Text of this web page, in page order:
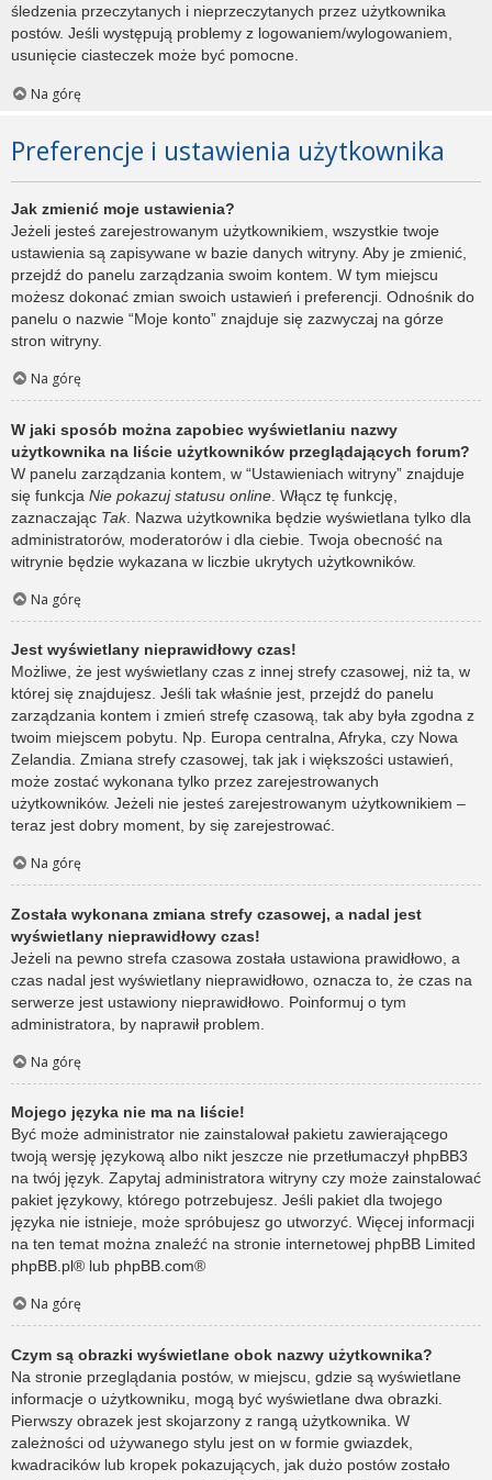
śledzenia przeczytanych i nieprzeczytanych przez użytkownika
postów. Jeśli występują problemy z logowaniem/wylogowaniem,
usunięcie ciasteczek może być pomocne.
Na górę
Preferencje i ustawienia użytkownika
Jak zmienić moje ustawienia?
Jeżeli jesteś zarejestrowanym użytkownikiem, wszystkie twoje
ustawienia są zapisywane w bazie danych witryny. Aby je zmienić,
przejdź do panelu zarządzania swoim kontem. W tym miejscu
możesz dokonać zmian swoich ustawień i preferencji. Odnośnik do
panelu o nazwie “Moje konto” znajduje się zazwyczaj na górze
stron witryny.
Na górę
W jaki sposób można zapobiec wyświetlaniu nazwy
użytkownika na liście użytkowników przeglądających forum?
W panelu zarządzania kontem, w “Ustawieniach witryny” znajduje
się funkcja Nie pokazuj statusu online . Włącz tę funkcję,
zaznaczając Tak. Nazwa użytkownika będzie wyświetlana tylko dla
administratorów, moderatorów i dla ciebie. Twoja obecność na
witrynie będzie wykazana w liczbie ukrytych użytkowników.
Na górę
Jest wyświetlany nieprawidłowy czas!
Możliwe, że jest wyświetlany czas z innej strefy czasowej, niż ta, w
której się znajdujesz. Jeśli tak właśnie jest, przejdź do panelu
zarządzania kontem i zmień strefę czasową, tak aby była zgodna z
twoim miejscem pobytu. Np. Europa centralna, Afryka, czy Nowa
Zelandia. Zmiana strefy czasowej, tak jak i większości ustawień,
może zostać wykonana tylko przez zarejestrowanych
użytkowników. Jeżeli nie jesteś zarejestrowanym użytkownikiem –
teraz jest dobry moment, by się zarejestrować.
Na górę
Została wykonana zmiana strefy czasowej, a nadal jest
wyświetlany nieprawidłowy czas!
Jeżeli na pewno strefa czasowa została ustawiona prawidłowo, a
czas nadal jest wyświetlany nieprawidłowo, oznacza to, że czas na
serwerze jest ustawiony nieprawidłowo. Poinformuj o tym
administratora, by naprawił problem.
Na górę
Mojego języka nie ma na liście!
Być może administrator nie zainstalował pakietu zawierającego
twoją wersję językową albo nikt jeszcze nie przetłumaczył phpBB3
na twój język. Zapytaj administratora witryny czy może zainstalować
pakiet językowy, którego potrzebujesz. Jeśli pakiet dla twojego
języka nie istnieje, może spróbujesz go utworzyć. Więcej informacji
na ten temat można znaleźć na stronie internetowej phpBB Limited
phpBB.pl® lub phpBB.com®
Na górę
Czym są obrazki wyświetlane obok nazwy użytkownika?
Na stronie przeglądania postów, w miejscu, gdzie są wyświetlane
informacje o użytkowniku, mogą być wyświetlane dwa obrazki.
Pierwszy obrazek jest skojarzony z rangą użytkownika. W
zależności od używanego stylu jest on w formie gwiazdek,
kwadracików lub kropek pokazujących, jak dużo postów zostało